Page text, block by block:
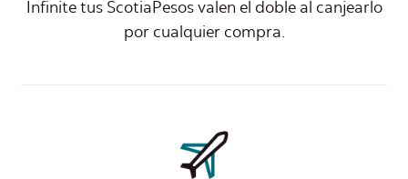
Infinite tus ScotiaPesos valen el doble al canjearlo
por cualquier compra.